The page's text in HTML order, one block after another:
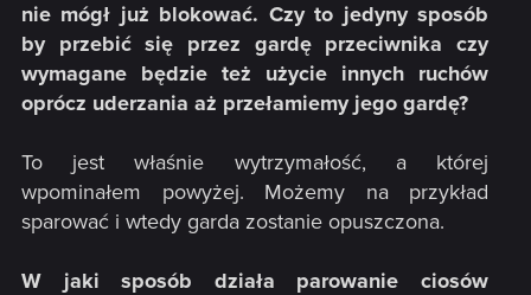
nie mógł już blokować. Czy to jedyny sposób
by przebić się przez gardę przeciwnika czy
wymagane będzie też użycie innych ruchów
oprócz uderzania aż przełamiemy jego gardę?
To jest właśnie wytrzymałość, a której
wpominałem powyżej. Możemy na przykład
sparować i wtedy garda zostanie opuszczona.
W jaki sposób działa parowanie ciosów